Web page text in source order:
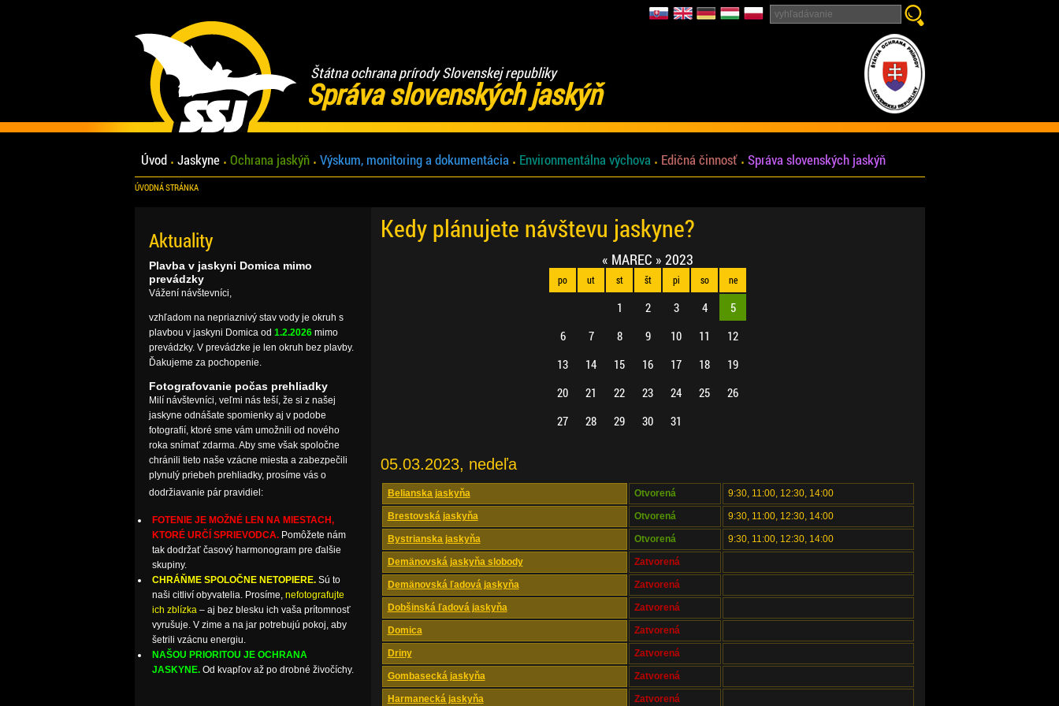
Štátna ochrana prírody Slovenskej republiky
Správa slovenských jaskýň
Úvod Jaskyne Ochrana jaskýň Výskum, monitoring a dokumentácia Environmentálna výchova Edičná činnosť Správa slovenských jaskýň
ÚVODNÁ STRÁNKA
Kedy plánujete návštevu jaskyne?
« MAREC » 2023
po ut st št pi so ne
1 2 3 4
5
6
7 8 9 10 11
12
13
14 15 16 17 18
19
20
21 22 23 24 25
26
27
28 29 30 31
05.03.2023, nedeľa
Belianska jaskyňa Otvorená 9:30, 11:00, 12:30, 14:00
Brestovská jaskyňa Otvorená 9:30, 11:00, 12:30, 14:00
Bystrianska jaskyňa Otvorená 9:30, 11:00, 12:30, 14:00
Demänovská jaskyňa slobody Zatvorená
Demänovská ľadová jaskyňa Zatvorená
Dobšinská ľadová jaskyňa Zatvorená
Domica Zatvorená
Driny Zatvorená
Gombasecká jaskyňa Zatvorená
Harmanecká jaskyňa Zatvorená
Aktuality
Plavba v jaskyni Domica mimo
prevádzky
Vážení návštevníci,
vzhľadom na nepriaznivý stav vody je okruh s
plavbou v jaskyni Domica od 1.2.2026mimo
prevádzky. V prevádzke je len okruh bez plavby.
Ďakujeme za pochopenie.
Fotografovanie počas prehliadky
Milí návštevníci, veľmi nás teší, že si z našej
jaskyne odnášate spomienky aj v podobe
fotografií, ktoré sme vám umožnili od nového
roka snímať zdarma. Aby sme však spoločne
chránili tieto naše vzácne miesta a zabezpečili
plynulý priebeh prehliadky, prosíme vás o
dodržiavanie pár pravidiel:
FOTENIE JE MOŽNÉ LEN NA MIESTACH,
KTORÉ URČÍ SPRIEVODCA.Pomôžete nám
tak dodržať časový harmonogram pre ďalšie
skupiny.
CHRÁŇME SPOLOČNE NETOPIERE.Sú to
naši citliví obyvatelia. Prosíme, nefotografujte
ich zblízka– aj bez blesku ich vaša prítomnosť
vyrušuje. V zime a na jar potrebujú pokoj, aby
šetrili vzácnu energiu.
NAŠOU PRIORITOU JE OCHRANA
JASKYNE. Od kvapľov až po drobné živočíchy.